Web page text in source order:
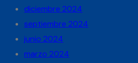
diciembre 2024
septiembre 2024
junio 2024
marzo 2024